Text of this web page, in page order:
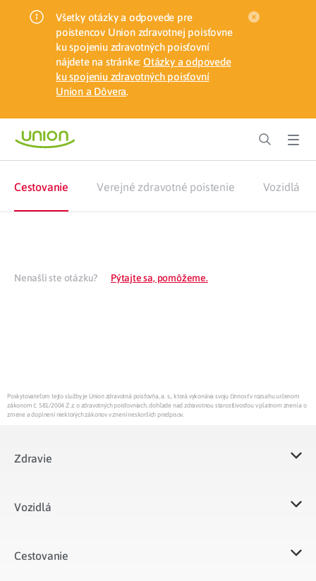
Všetky otázky a odpovede pre
poistencov Union zdravotnej poisťovne
ku spojeniu zdravotných poisťovní
nájdete na stránke: Otázky a odpovede
ku spojeniu zdravotných poisťovní
Union a Dôvera.
Cestovanie Verejné zdravotné poistenie Vozidlá
Nenašli ste otázku? Pýtajte sa, pomôžeme.
Poskytovateľom tejto služby je Union zdravotná poisťovňa, a. s., ktorá vykonáva svoju činnosť v rozsahu určenom
zákonom č. 581/2004 Z.z. o zdravotných poisťovniach, dohľade nad zdravotnou starostlivosťou v platnom znení a o
zmene a doplnení niektorých zákonov v znení neskorších predpisov.
Zdravie
Vozidlá​
Cestovanie